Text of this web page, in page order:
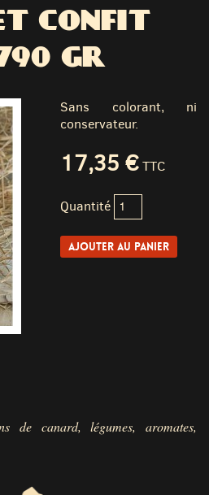
CONFIT
GR
Sans colorant, ni
conservateur.
17,35 €TTC
Quantité
de canard, légumes, aromates,